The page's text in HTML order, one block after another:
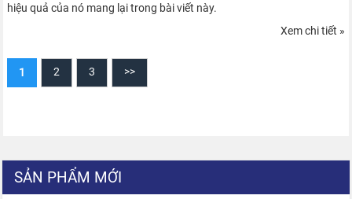
hiệu quả của nó mang lại trong bài viết này.
Xem chi tiết »
1 2 3 >>
SẢN PHẨM MỚI